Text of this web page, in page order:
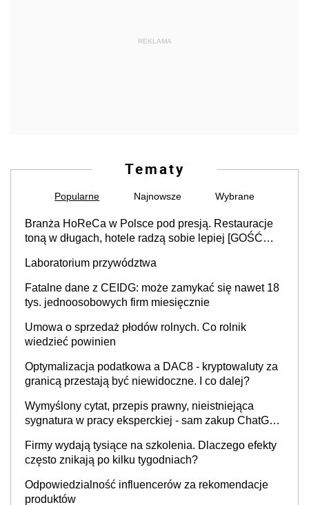
REKLAMA
Tematy
Popularne Najnowsze Wybrane
Branża HoReCa w Polsce pod presją. Restauracje
toną w długach, hotele radzą sobie lepiej [GOŚĆ
Laboratorium przywództwa
Fatalne dane z CEIDG: może zamykać się nawet 18
tys. jednoosobowych firm miesięcznie
Umowa o sprzedaż płodów rolnych. Co rolnik
wiedzieć powinien
Optymalizacja podatkowa a DAC8 - kryptowaluty za
granicą przestają być niewidoczne. I co dalej?
Wymyślony cytat, przepis prawny, nieistniejąca
sygnatura w pracy eksperckiej - sam zakup ChatGPT
Firmy wydają tysiące na szkolenia. Dlaczego efekty
często znikają po kilku tygodniach?
Odpowiedzialność influencerów za rekomendacje
produktów